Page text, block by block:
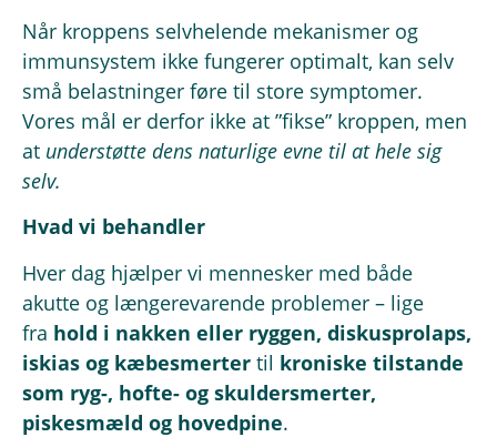
Når kroppens selvhelende mekanismer og
immunsystem ikke fungerer optimalt, kan selv
små belastninger føre til store symptomer.
Vores mål er derfor ikke at ”fikse” kroppen, men
at understøtte dens naturlige evne til at hele sig
selv.
Hvad vi behandler
Hver dag hjælper vi mennesker med både
akutte og længerevarende problemer – lige
fra hold i nakken eller ryggen, diskusprolaps,
iskias og kæbesmerter til kroniske tilstande
som ryg-, hofte- og skuldersmerter,
piskesmæld og hovedpine.